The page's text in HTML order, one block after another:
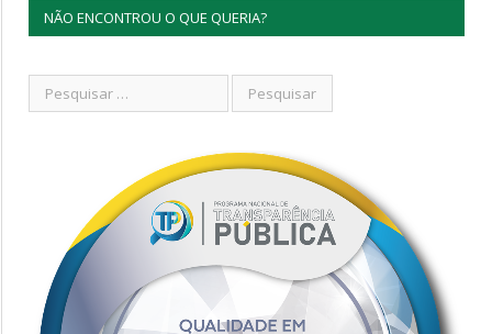
NÃO ENCONTROU O QUE QUERIA?